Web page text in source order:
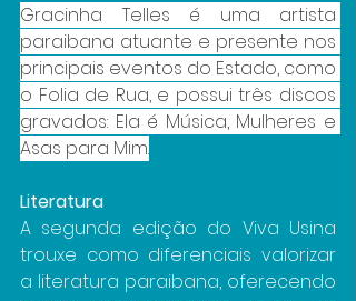
Gracinha Telles é uma artista
paraibana atuante e presente nos
principais eventos do Estado, como
o Folia de Rua, e possui três discos
gravados: Ela é Música, Mulheres e
Asas para Mim.
Literatura
A segunda edição do Viva Usina
trouxe como diferenciais valorizar
a literatura paraibana, oferecendo